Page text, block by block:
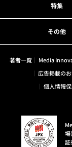
特集
その他
著者一覧 Media
広告掲載の
個人情報
場
証